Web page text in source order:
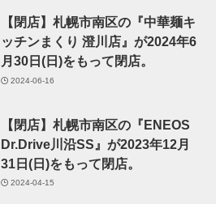
【閉店】札幌市南区の『中華麺キ
ッチンまくり 澄川店』が2024年6
月30日(日)をもって閉店。
2024-06-16
【閉店】札幌市南区の『ENEOS
Dr.Drive川沿SS』が2023年12月
31日(日)をもって閉店。
2024-04-15